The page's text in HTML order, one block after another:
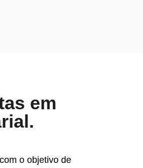
em
o objetivo de